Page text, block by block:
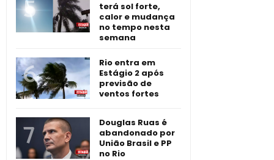
terá sol forte,
calor e mudança
no tempo nesta
semana
Rio entra em
Estágio 2 após
previsão de
ventos fortes
Douglas Ruas é
abandonado por
União Brasil e PP
no Rio